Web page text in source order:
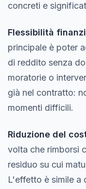
concreti e
Flessibilità
principale è poter
di reddito senza
moratorie o
già nel contratto:
momenti difficili.
Riduzione del
volta che rimborsi
residuo su cui
L'effetto è simile a